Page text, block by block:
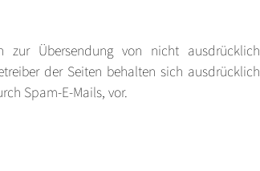
zur Übersendung von nicht ausdrücklich
der Seiten behalten sich ausdrücklich
Spam-E-Mails, vor.